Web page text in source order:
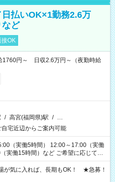
払いOK×1勤務2.6万
など
接OK
円～ 日収2.6万円～（夜勤時給
/ 高宮(福岡県)駅 / …
宅近辺からご案内可能
（実働5時間） 12:00～17:00（実働
間）など ご希望に応じて、
お気軽に担当へ相談ください！
気に入れば、長期もOK！ ★急募！